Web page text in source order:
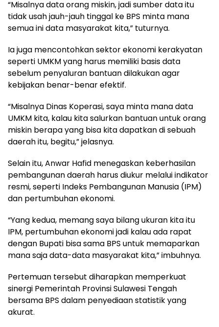
“Misalnya data orang miskin, jadi sumber data itu
tidak usah jauh-jauh tinggal ke BPS minta mana
semua ini data masyarakat kita,” tuturnya.
Ia juga mencontohkan sektor ekonomi kerakyatan
seperti UMKM yang harus memiliki basis data
sebelum penyaluran bantuan dilakukan agar
kebijakan benar-benar efektif.
“Misalnya Dinas Koperasi, saya minta mana data
UMKM kita, kalau kita salurkan bantuan untuk orang
miskin berapa yang bisa kita dapatkan di sebuah
daerah itu, begitu,” jelasnya.
Selain itu, Anwar Hafid menegaskan keberhasilan
pembangunan daerah harus diukur melalui indikator
resmi, seperti Indeks Pembangunan Manusia (IPM)
dan pertumbuhan ekonomi.
“Yang kedua, memang saya bilang ukuran kita itu
IPM, pertumbuhan ekonomi jadi kalau ada rapat
dengan Bupati bisa sama BPS untuk memaparkan
mana saja data-data masyarakat kita,” imbuhnya.
Pertemuan tersebut diharapkan memperkuat
sinergi Pemerintah Provinsi Sulawesi Tengah
bersama BPS dalam penyediaan statistik yang
akurat.